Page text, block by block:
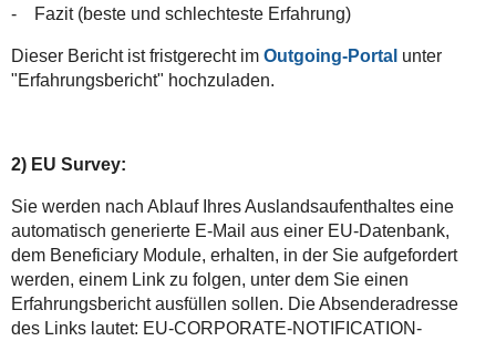
- Fazit (beste und schlechteste Erfahrung)
Dieser Bericht ist fristgerecht im Outgoing-Portal unter
"Erfahrungsbericht" hochzuladen.
2) EU Survey:
Sie werden nach Ablauf Ihres Auslandsaufenthaltes eine
automatisch generierte E-Mail aus einer EU-Datenbank,
dem Beneficiary Module, erhalten, in der Sie aufgefordert
werden, einem Link zu folgen, unter dem Sie einen
Erfahrungsbericht ausfüllen sollen. Die Absenderadresse
des Links lautet: EU-CORPORATE-NOTIFICATION-